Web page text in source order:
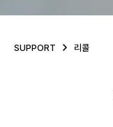
SUPPORT 리콜